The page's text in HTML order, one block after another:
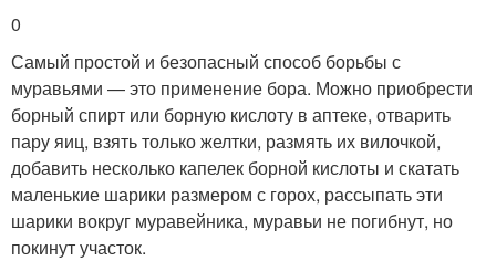
0
Самый простой и безопасный способ борьбы с
муравьями — это применение бора. Можно приобрести
борный спирт или борную кислоту в аптеке, отварить
пару яиц, взять только желтки, размять их вилочкой,
добавить несколько капелек борной кислоты и скатать
маленькие шарики размером с горох, рассыпать эти
шарики вокруг муравейника, муравьи не погибнут, но
покинут участок.